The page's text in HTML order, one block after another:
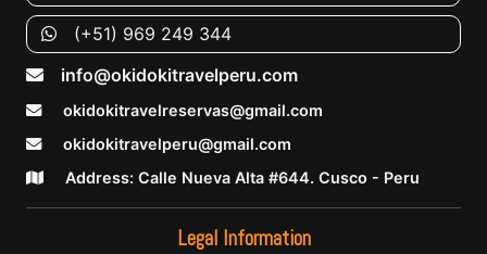
(+51) 969 249 344
info@okidokitravelperu.com
okidokitravelreservas@gmail.com
okidokitravelperu@gmail.com
Address: Calle Nueva Alta #644. Cusco - Peru
Legal Information